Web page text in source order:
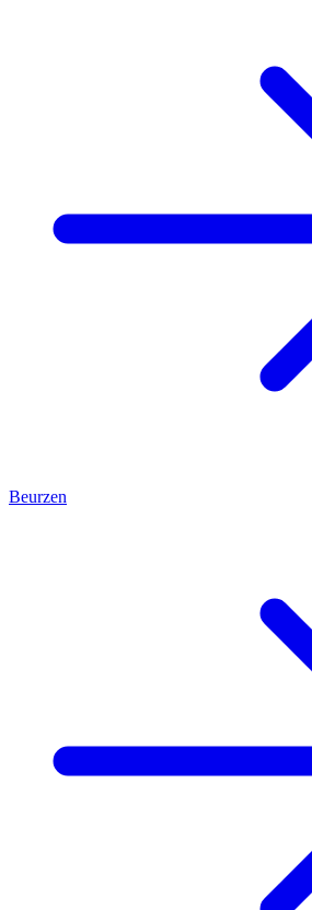
Beurzen